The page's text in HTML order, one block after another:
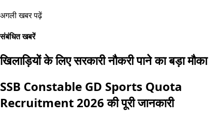
अगली खबर पढ़ें
संबंधित खबरें
खिलाड़ियों के लिए सरकारी नौकरी पाने का बड़ा मौका
SSB Constable GD Sports Quota
Recruitment 2026 की पूरी जानकारी